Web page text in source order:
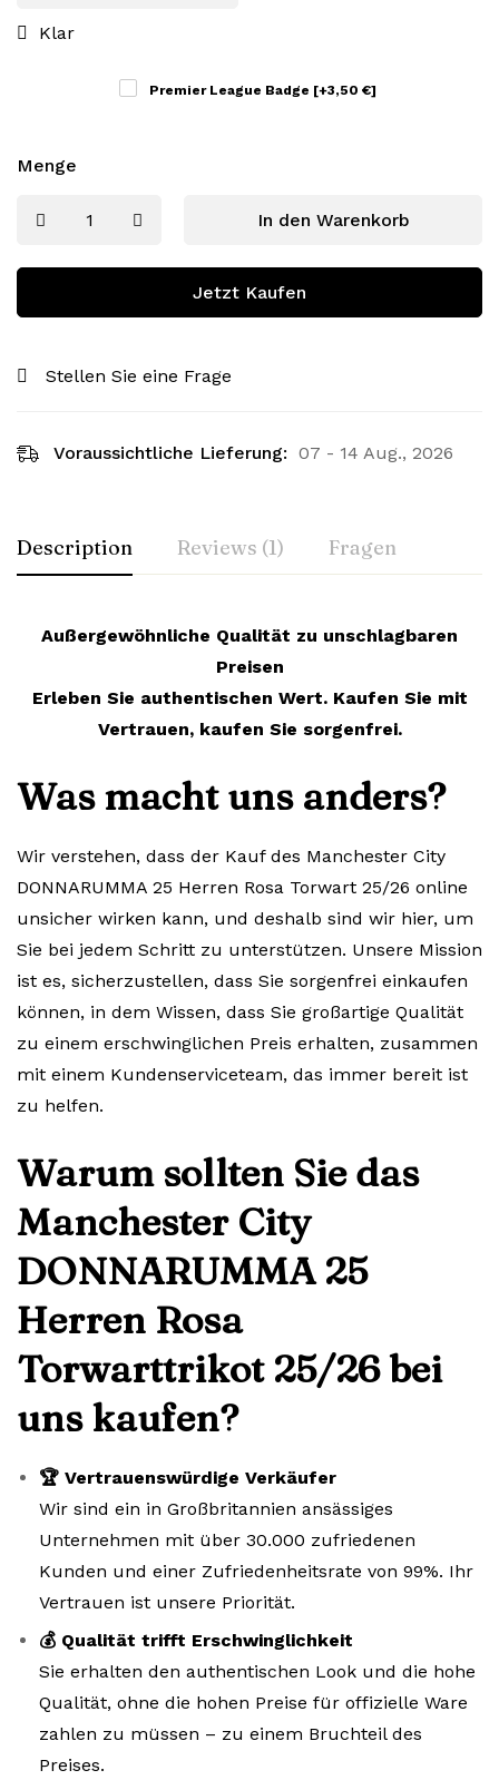
Klar
Premier League Badge [+3,50 €]
Menge
In den Warenkorb
Jetzt Kaufen
Stellen Sie eine Frage
Voraussichtliche Lieferung: 07 - 14 Aug., 2026
Description Reviews (1) Fragen
Außergewöhnliche Qualität zu unschlagbaren
Preisen
Erleben Sie authentischen Wert. Kaufen Sie mit
Vertrauen, kaufen Sie sorgenfrei.
Was macht uns anders?
Wir verstehen, dass der Kauf des Manchester City
DONNARUMMA 25 Herren Rosa Torwart 25/26 online
unsicher wirken kann, und deshalb sind wir hier, um
Sie bei jedem Schritt zu unterstützen. Unsere Mission
ist es, sicherzustellen, dass Sie sorgenfrei einkaufen
können, in dem Wissen, dass Sie großartige Qualität
zu einem erschwinglichen Preis erhalten, zusammen
mit einem Kundenserviceteam, das immer bereit ist
zu helfen.
Warum sollten Sie das
Manchester City
DONNARUMMA 25
Herren Rosa
Torwarttrikot 25/26 bei
uns kaufen?
🏆 Vertrauenswürdige Verkäufer
Wir sind ein in Großbritannien ansässiges
Unternehmen mit über 30.000 zufriedenen
Kunden und einer Zufriedenheitsrate von 99%. Ihr
Vertrauen ist unsere Priorität.
💰 Qualität trifft Erschwinglichkeit
Sie erhalten den authentischen Look und die hohe
Qualität, ohne die hohen Preise für offizielle Ware
zahlen zu müssen – zu einem Bruchteil des
Preises.